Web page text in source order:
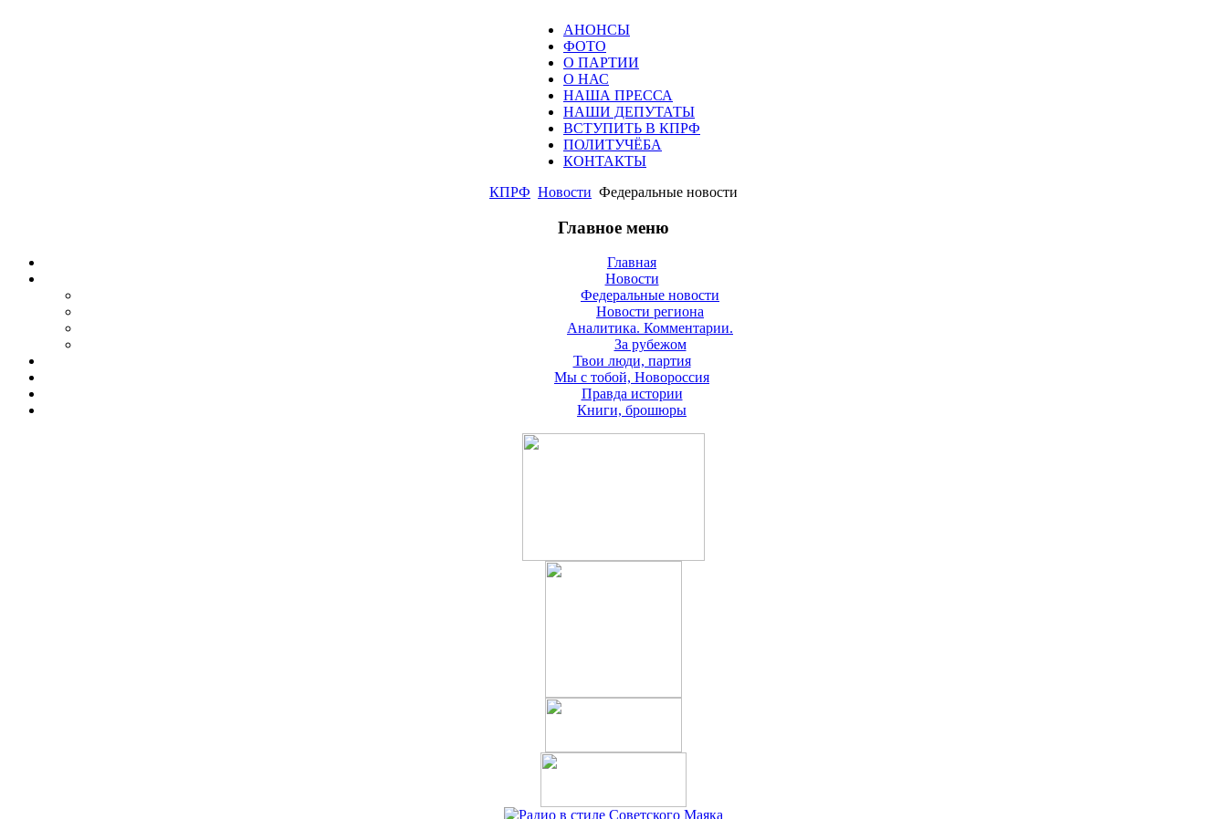
АНОНСЫ
ФОТО
О ПАРТИИ
О НАС
НАША ПРЕССА
НАШИ ДЕПУТАТЫ
ВСТУПИТЬ В КПРФ
ПОЛИТУЧЁБА
КОНТАКТЫ
КПРФ Новости Федеральные новости
Главное меню
Главная
Новости
Федеральные новости
Новости региона
Аналитика. Комментарии.
За рубежом
Твои люди, партия
Мы с тобой, Новороссия
Правда истории
Книги, брошюры